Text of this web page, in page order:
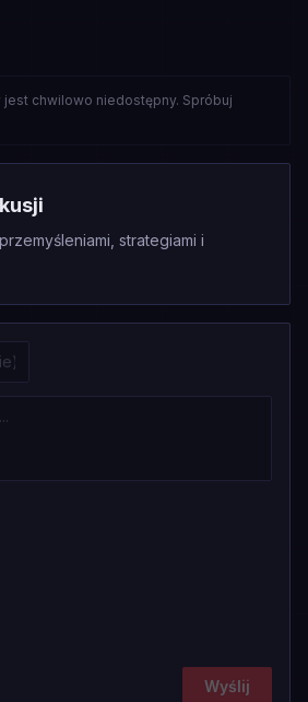
chwilowo niedostępny. Spróbuj
strategiami i
Wyślij